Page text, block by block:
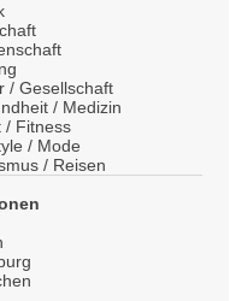
/ Gesellschaft
/ Medizin
/ Fitness
/ Mode
/ Reisen